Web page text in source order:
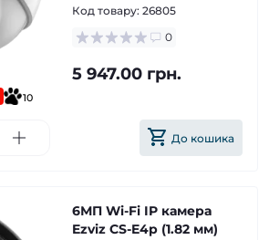
10
Код товару: 26805
0
5 947.00 грн.
До кошика
6МП Wi-Fi IP камера
Ezviz CS-E4p (1.82 мм)